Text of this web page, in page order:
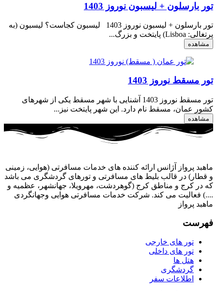
تور بارسلون + لیسبون نوروز 1403
تور بارسلون + لیسبون نوروز 1403 لیسبون کجاست؟ لیسبون (به
پرتغالی: Lisboa) پایتخت و بزرگ...
مشاهده
تور مسقط نوروز 1403
تور مسقط نوروز 1403 آشنایی با شهر مسقط یکی از شهرهای
کشور عمان، مسقط نام دارد. این شهر پایتخت نیز...
مشاهده
ماهبد پرواز آژانس ارائه کننده های خدمات مسافرتی (هوایی، زمینی
و قطار) در قالب بلیط های مسافرتی و تورهای گردشگری می باشد
که در کرج و مناطق کرج (گوهردشت، مهرویلا، جهانشهر، عظمیه و
....) فعالیت می کند. شرکت خدمات مسافرتی هوایی وجهانگردی
ماهبد پرواز
فهرست
تور های خارجی
تور های داخلی
هتل ها
گردشگری
اطلاعات سفر